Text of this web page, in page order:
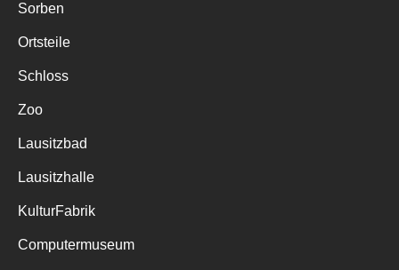
Sorben
Ortsteile
Schloss
Zoo
Lausitzbad
Lausitzhalle
KulturFabrik
Computermuseum